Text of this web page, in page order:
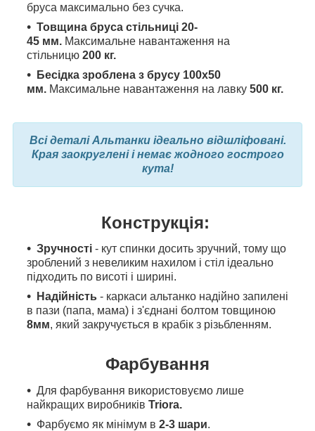
бруса максимально без сучка.
Товщина бруса стільниці 20-
45 мм. Максимальне навантаження на
стільницю 200 кг.
Бесідка зроблена з брусу 100x50
мм. Максимальне навантаження на лавку 500 кг.
Всі деталі Альтанки ідеально відшліфовані.
Края заокруглені і немає жодного гострого
кута!
Конструкція:
Зручності - кут спинки досить зручний, тому що
зроблений з невеликим нахилом і стіл ідеально
підходить по висоті і ширині.
Надійність - каркаси альтанко надійно запилені
в пази (папа, мама) і з'єднані болтом товщиною
8мм, який закручується в крабік з різьбленням.
Фарбування
Для фарбування використовуємо лише
найкращих виробників Triora.
Фарбуємо як мінімум в 2-3 шари.